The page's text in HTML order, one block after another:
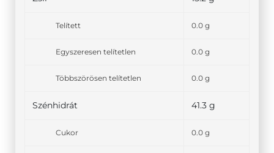
Telített 0.0 g
Egyszeresen telítetlen 0.0 g
Többszörösen telítetlen 0.0 g
Szénhidrát 41.3 g
Cukor 0.0 g